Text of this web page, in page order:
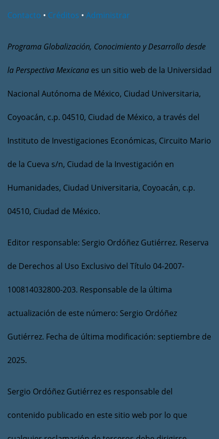
Contacto • Créditos • Administrar
Programa Globalización, Conocimiento y Desarrollo desde
la Perspectiva Mexicana es un sitio web de la Universidad
Nacional Autónoma de México, Ciudad Universitaria,
Coyoacán, c.p. 04510, Ciudad de México, a través del
Instituto de Investigaciones Económicas, Circuito Mario
de la Cueva s/n, Ciudad de la Investigación en
Humanidades, Ciudad Universitaria, Coyoacán, c.p.
04510, Ciudad de México.
Editor responsable: Sergio Ordóñez Gutiérrez. Reserva
de Derechos al Uso Exclusivo del Título 04-2007-
100814032800-203. Responsable de la última
actualización de este número: Sergio Ordóñez
Gutiérrez. Fecha de última modificación: septiembre de
2025.
Sergio Ordóñez Gutiérrez es responsable del
contenido publicado en este sitio web por lo que